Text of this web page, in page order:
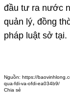
đầu tư ra nước
quản lý, đồng
pháp luật sở tại.
Nguồn: https://
qua-fdi-va-ofdi-ea034b9/
Chia sẻ